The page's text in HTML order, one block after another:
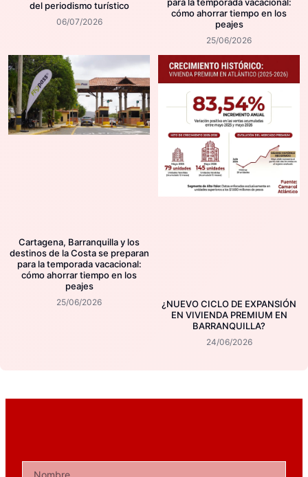
del periodismo turístico
06/07/2026
cómo ahorrar tiempo en los
peajes
25/06/2026
Cartagena, Barranquilla y los
destinos de la Costa se preparan
para la temporada vacacional:
cómo ahorrar tiempo en los
peajes
25/06/2026
¿NUEVO CICLO DE EXPANSIÓN
EN VIVIENDA PREMIUM EN
BARRANQUILLA?
24/06/2026